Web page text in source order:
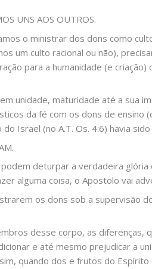
UNS AOS OUTROS.
o ministrar dos dons como
um culto racional ou não),
para a humanidade (e
unidade, maturidade até a sua
da fé com os dons de ensino
Israel (no A.T. Os. 4:6) havia
deturpar a verdadeira
alguma coisa, o Apostolo vai
os dons sob a supervisão
desse corpo, as diferenças,
e até mesmo prejudicar a
quando dos e frutos do